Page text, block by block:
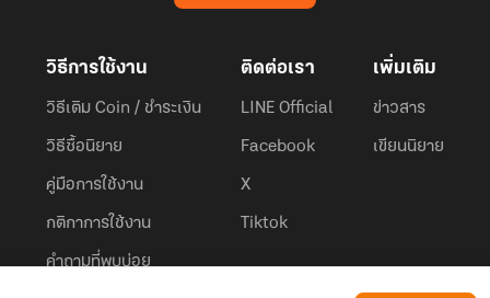
วิธีการใช้งาน
วิธีเติม Coin / ชำระเงิน
วิธีซื้อนิยาย
คู่มือการใช้งาน
กติกาการใช้งาน
คำถามที่พบบ่อย
ติดต่อเรา
LINE Official
Facebook
X
Tiktok
เพิ่มเติม
ข่าวสาร
เขียนนิยาย